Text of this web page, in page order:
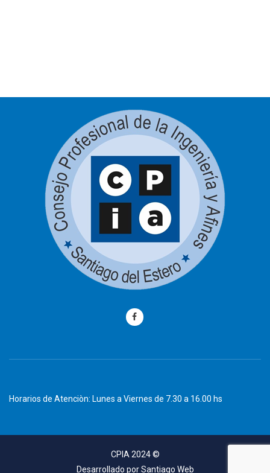
Horarios de Atenciòn: Lunes a Viernes de 7.30 a 16.00 hs
CPIA 2024 ©
Desarrollado porSantiago Web